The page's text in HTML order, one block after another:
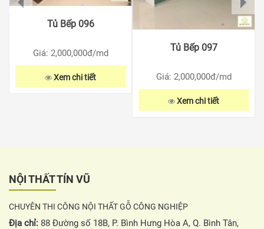
Tủ Bếp 096
Giá: 2,000,000đ/md
Xem chi tiết
Tủ Bếp 097
Giá: 2,000,000đ/md
Xem chi tiết
NỘI THẤT TÍN VŨ
CHUYÊN THI CÔNG NỘI THẤT GỖ CÔNG NGHIỆP
Địa chỉ: 88 Đường số 18B, P. Bình Hưng Hòa A, Q. Bình Tân,